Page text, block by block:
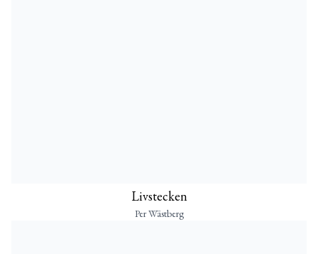
Livstecken
Per Wästberg